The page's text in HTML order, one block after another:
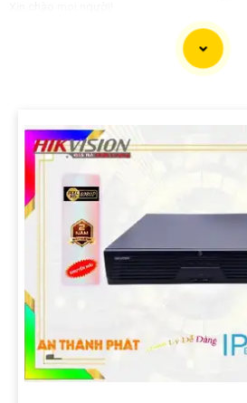
Bạn đang tìm kiếm giải pháp an ninh hoàn
hay cửa hàng của mình? Hãy yên tâm với
chúng tôi - mang đến sự an tâm và chất
Chất lượng đỉnh cao: Camera Hikvision là
lượng hình ảnh sắc nét, độ tin cậy cao và
Dịch vụ chuyên nghiệp: Đội ngũ kỹ thuật
và chuyên nghiệp sẽ tự tin việc lắp đặt
quả.
Hãy để chúng tôi bảo vệ không gian quý giá
hiệu quả nhất!
Liên hệ ngay với chúng tôi để được tư vấn và
Địa chỉ: [Điền địa chỉ công ty của bạn]Số điện
Hãy đầu tư vào an ninh cho gia đình và
nay với Camera Hikvision - sự lựa chọn hoàn
Cảm ơn bạn đã tin tưởng và chọn lựa dịch vụ
Hi vọng bạn sẽ tìm thấy mẫu văn bản này